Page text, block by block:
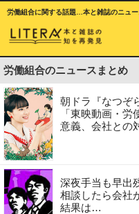
労働組合に関する話題…本と雑誌のニュー
労働組合のニュースまとめ
朝ドラ『なつぞ
「東映動画・
意義、会社との
深夜手当も早出
相談したら会社
結果は…